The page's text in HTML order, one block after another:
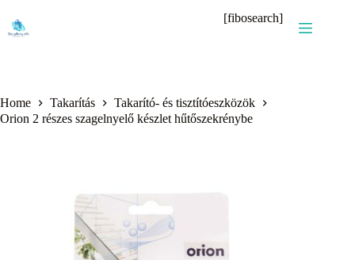
content
[fibosearch]
Home Takarítás
Takarító- és tisztítóeszközök
Orion 2 részes szagelnyelő készlet hűtőszekrénybe